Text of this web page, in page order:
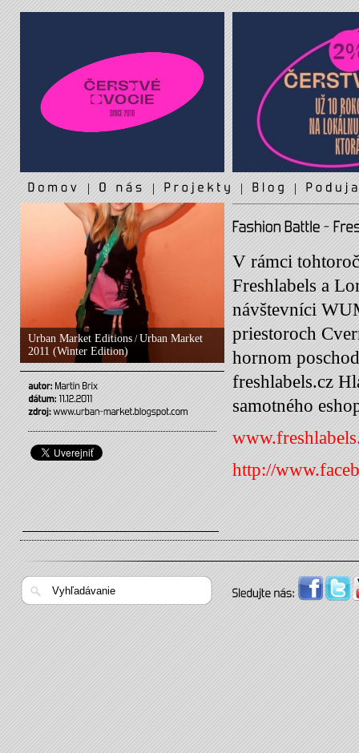
| | | |
Urban Market Editions /Urban Market
2011 (Winter Edition)
V rámci
Freshlabels a
návštevníci
priestoroch
hornom
freshlabels.cz
samotného
http://